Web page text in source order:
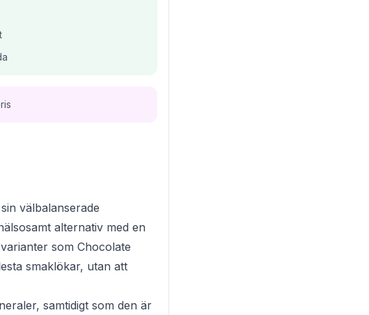
välbalanserade
alternativ med en
som Chocolate
smaklökar, utan att
samtidigt som den är